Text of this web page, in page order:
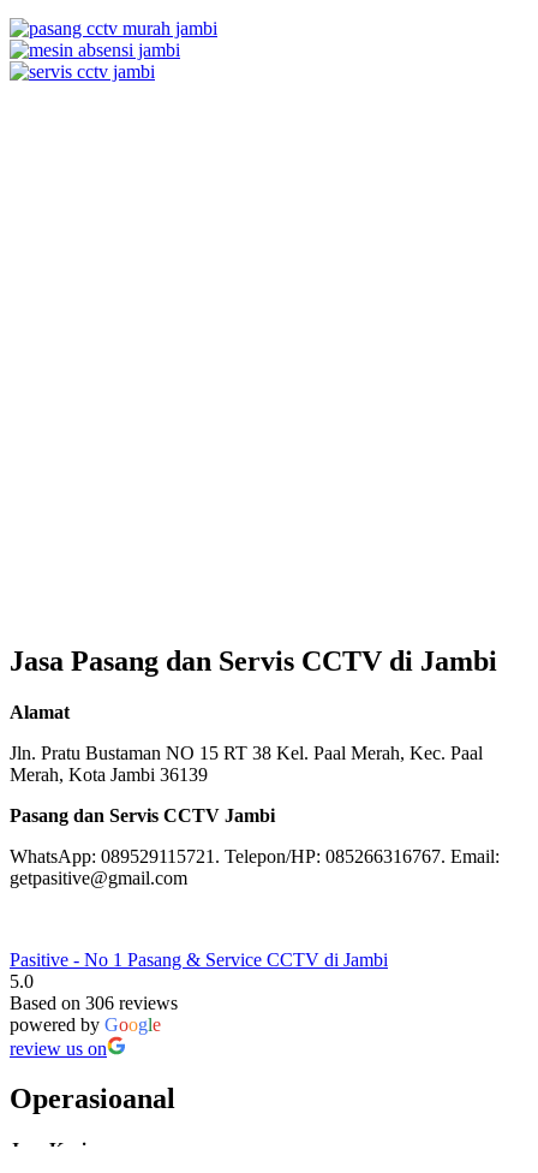
Jasa Pasang dan Servis CCTV di Jambi
Alamat
Jln. Pratu Bustaman NO 15 RT 38 Kel. Paal Merah, Kec. Paal
Merah, Kota Jambi 36139
Pasang dan Servis CCTV Jambi
WhatsApp: 089529115721. Telepon/HP: 085266316767. Email:
getpasitive@gmail.com
Pasitive - No 1 Pasang & Service CCTV di Jambi
5.0
Based on 306 reviews
powered by Google
review us on
Operasioanal
Jam Kerja